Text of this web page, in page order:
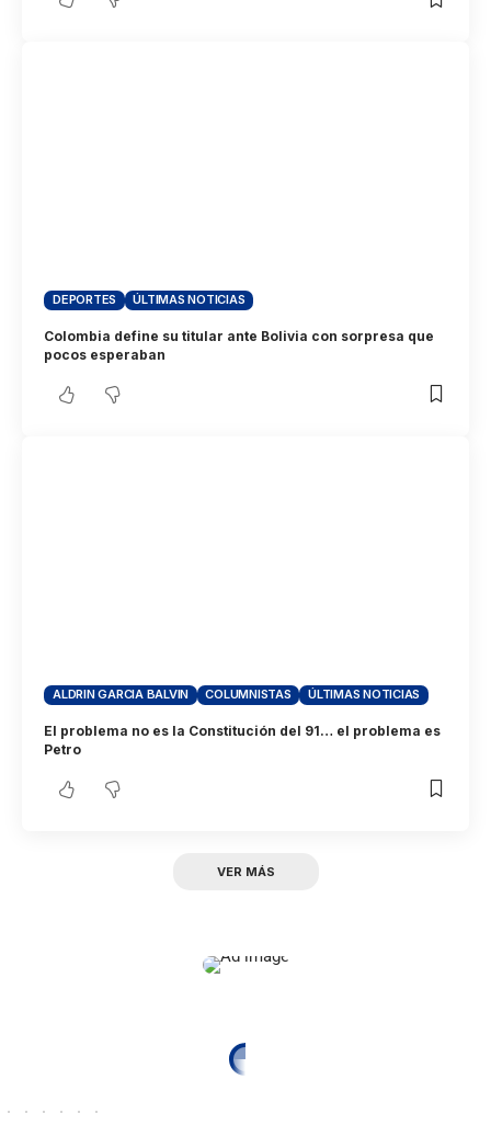
DEPORTES ÚLTIMAS NOTICIAS
Colombia define su titular ante Bolivia con sorpresa que
pocos esperaban
ALDRIN GARCIA BALVIN COLUMNISTAS ÚLTIMAS NOTICIAS
El problema no es la Constitución del 91… el problema es
Petro
VER MÁS